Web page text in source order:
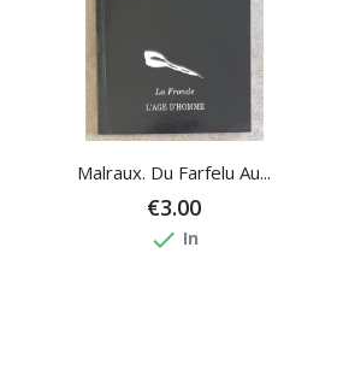
Malraux. Du Farfelu Au...
€3.00
done In